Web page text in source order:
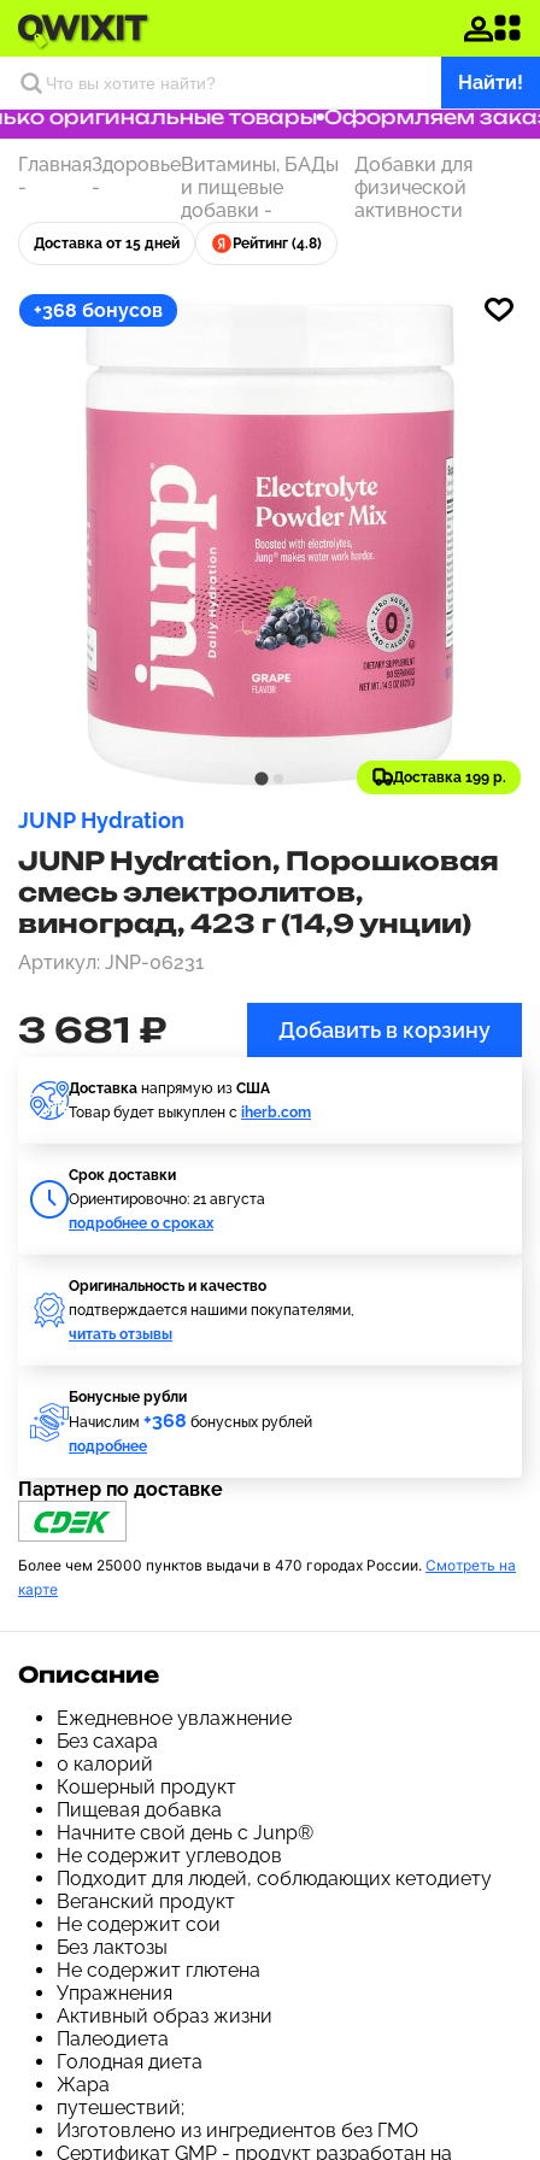
Найти!
оригинальные товары Оформляем заказ
Главная
-
Здоровье
-
Витамины, БАДы
и пищевые
добавки -
Добавки для
физической
активности
Доставка от 15 дней Рейтинг (4.8)
+368 бонусов
Доставка 199 р.
JUNP Hydration
JUNP Hydration, Порошковая
смесь электролитов,
виноград, 423 г (14,9 унции)
Артикул: JNP-06231
3 681 ₽ Добавить в корзину
Доставка напрямую из США
Товар будет выкуплен с iherb.com
Cрок доставки
Ориентировочно: 21 августа
подробнее о сроках
Оригинальность и качество
подтверждается нашими покупателями,
читать отзывы
Бонусные рубли
Начислим +368 бонусных рублей
подробнее
Партнер по доставке
Более чем 25000 пунктов выдачи в 470 городах России. Смотреть на
карте
Описание
Ежедневное увлажнение
Без сахара
0 калорий
Кошерный продукт
Пищевая добавка
Начните свой день с Junp®
Не содержит углеводов
Подходит для людей, соблюдающих кетодиету
Веганский продукт
Не содержит сои
Без лактозы
Не содержит глютена
Упражнения
Активный образ жизни
Палеодиета
Голодная диета
Жара
путешествий;
Изготовлено из ингредиентов без ГМО
Сертификат GMP - продукт разработан на